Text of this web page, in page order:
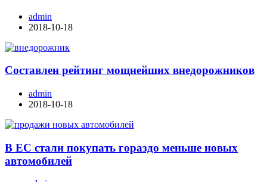
admin
2018-10-18
Составлен рейтинг мощнейших внедорожников
admin
2018-10-18
В ЕС стали покупать гораздо меньше новых
автомобилей